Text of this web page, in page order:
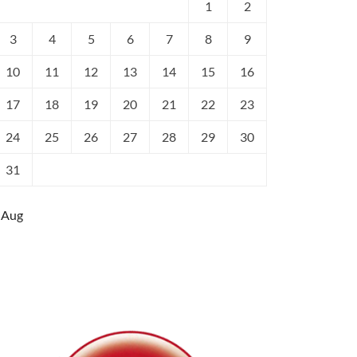
1 2
3 4 5 6 7 8 9
10 11 12 13 14 15 16
17 18 19 20 21 22 23
24 25 26 27 28 29 30
31
Aug